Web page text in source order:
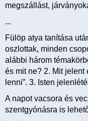
megszállást,
...
Fülöp atya tanítása
oszlottak, minden
alábbi három
és mit ne? 2. Mit jelent
lenni”. 3. Isten
A napot vacsora és
szentgyónásra is